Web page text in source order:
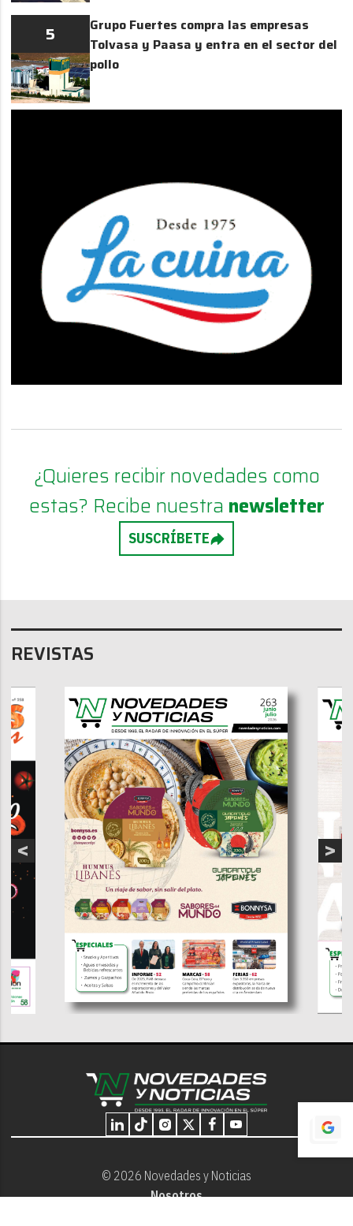
5
Grupo Fuertes compra las empresas
Tolvasa y Paasa y entra en el sector del
pollo
¿Quieres recibir novedades como
estas? Recibe nuestra newsletter
SUSCRÍBETE
REVISTAS
© 2026 Novedades y Noticias
Nosotros